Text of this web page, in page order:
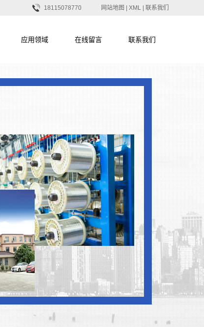
网站地图 XML 联系我们
18115078770
应用领域 在线留言 联系我们